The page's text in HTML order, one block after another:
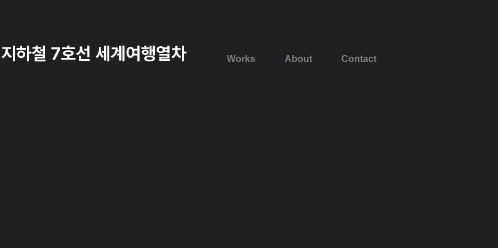
Works About Contact
지하철 7호선 세계여행열차